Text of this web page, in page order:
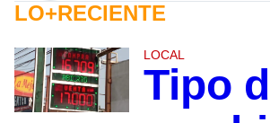
LO+RECIENTE
LOCAL
Tipo